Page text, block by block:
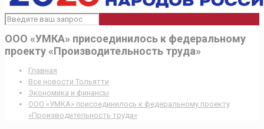
ООО «УМКА» присоединилось к федеральному
проекту «Производительность труда»
Главная
Все новости Тольятти
Экономика и финансы
ООО «УМКА» присоединилось к федеральному проекту
«Производительность труда»